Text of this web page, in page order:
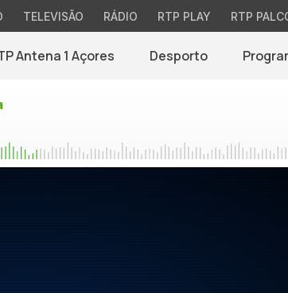
TELEVISÃO RÁDIO RTP PLAY RTP
Antena 1 Açores Desporto